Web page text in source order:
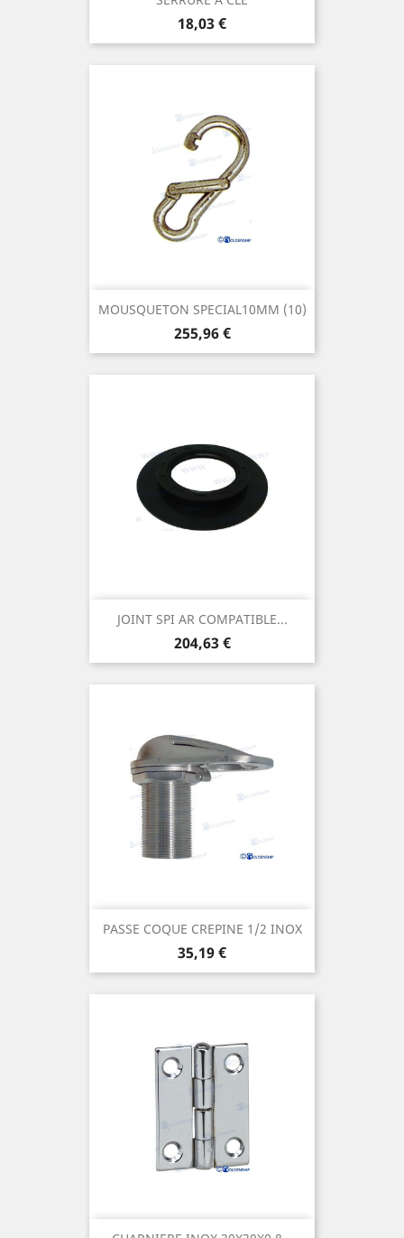
Prix
18,03 €
MOUSQUETON SPECIAL10MM (10)
Prix
255,96 €
JOINT SPI AR COMPATIBLE...
Prix
204,63 €
PASSE COQUE CREPINE 1/2 INOX
Prix
35,19 €